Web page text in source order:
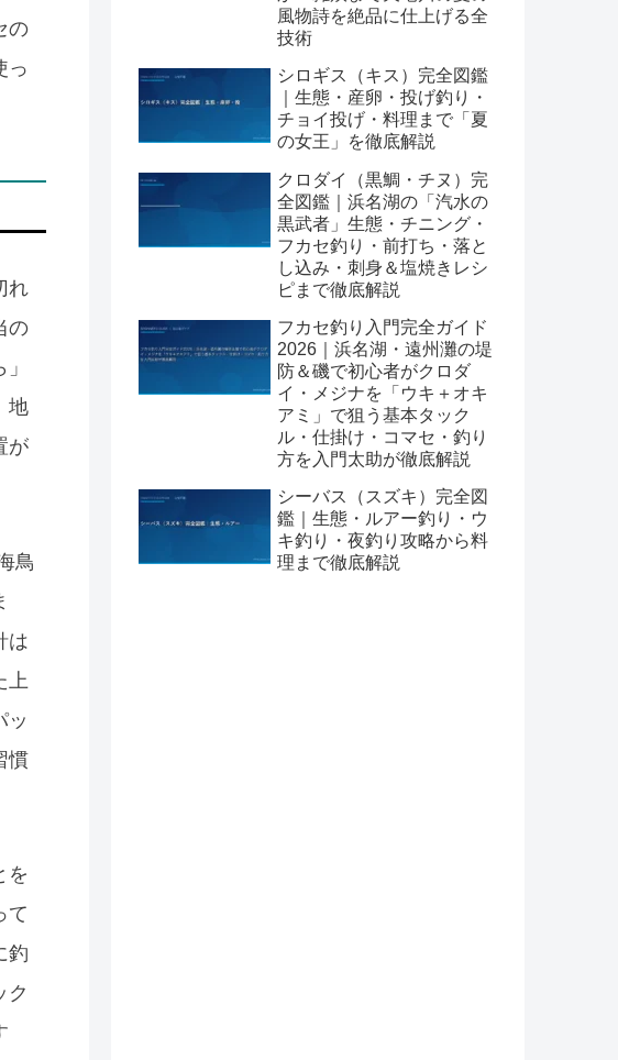
の
っ
れ
の
地
が
鳥
は
上
ッ
慣
を
て
釣
ク
風物詩を絶品に仕上げる全
技術
シロギス（キス）完全図鑑
｜生態・産卵・投げ釣り・
チョイ投げ・料理まで「夏
の女王」を徹底解説
クロダイ（黒鯛・チヌ）完
全図鑑｜浜名湖の「汽水の
黒武者」生態・チニング・
フカセ釣り・前打ち・落と
し込み・刺身＆塩焼きレシ
ピまで徹底解説
フカセ釣り入門完全ガイド
2026｜浜名湖・遠州灘の堤
防＆磯で初心者がクロダ
イ・メジナを「ウキ＋オキ
アミ」で狙う基本タック
ル・仕掛け・コマセ・釣り
方を入門太助が徹底解説
シーバス（スズキ）完全図
鑑｜生態・ルアー釣り・ウ
キ釣り・夜釣り攻略から料
理まで徹底解説